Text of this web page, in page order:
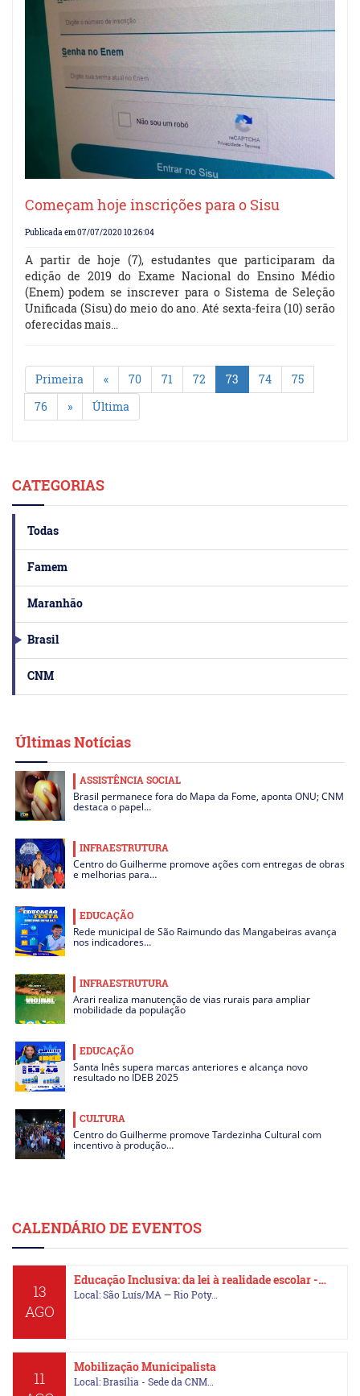
Começam hoje inscrições para o Sisu
Publicada em 07/07/2020 10:26:04
A partir de hoje (7), estudantes que participaram da
edição de 2019 do Exame Nacional do Ensino Médio
(Enem) podem se inscrever para o Sistema de Seleção
Unificada (Sisu) do meio do ano. Até sexta-feira (10) serão
oferecidas mais…
Primeira « 70 71 72 73 74
75
76
» Última
CATEGORIAS
Todas
Famem
Maranhão
Brasil
CNM
Últimas Notícias
ASSISTÊNCIA SOCIAL
Brasil permanece fora do Mapa da Fome, aponta ONU; CNM
destaca o papel…
INFRAESTRUTURA
Centro do Guilherme promove ações com entregas de obras
e melhorias para…
EDUCAÇÃO
Rede municipal de São Raimundo das Mangabeiras avança
nos indicadores…
INFRAESTRUTURA
Arari realiza manutenção de vias rurais para ampliar
mobilidade da população
EDUCAÇÃO
Santa Inês supera marcas anteriores e alcança novo
resultado no IDEB 2025
CULTURA
Centro do Guilherme promove Tardezinha Cultural com
incentivo à produção…
CALENDÁRIO DE EVENTOS
13
AGO
Educação Inclusiva: da lei à realidade escolar -…
Local: São Luís/MA — Rio Poty…
11
Mobilização Municipalista
Local: Brasília - Sede da CNM…